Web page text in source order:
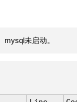
未启动。